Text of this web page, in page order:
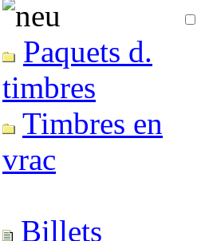
Paquets d.
timbres
Timbres en
vrac
Billets